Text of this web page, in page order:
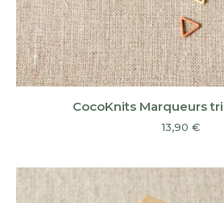
CocoKnits Marqueurs
13,90 €